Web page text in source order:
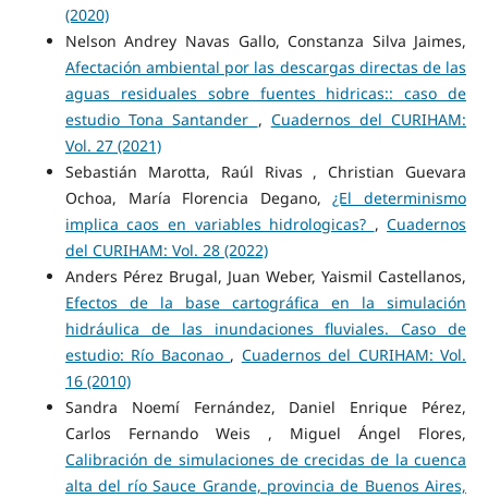
(2020)
Nelson Andrey Navas Gallo, Constanza Silva Jaimes,
Afectación ambiental por las descargas directas de las
aguas residuales sobre fuentes hidricas:: caso de
estudio Tona Santander , Cuadernos del CURIHAM:
Vol. 27 (2021)
Sebastián Marotta, Raúl Rivas , Christian Guevara
Ochoa, María Florencia Degano,¿El determinismo
implica caos en variables hidrologicas? ,Cuadernos
del CURIHAM: Vol. 28 (2022)
Anders Pérez Brugal, Juan Weber, Yaismil Castellanos,
Efectos de la base cartográfica en la simulación
hidráulica de las inundaciones fluviales. Caso de
estudio: Río Baconao , Cuadernos del CURIHAM: Vol.
16 (2010)
Sandra Noemí Fernández, Daniel Enrique Pérez,
Carlos Fernando Weis , Miguel Ángel Flores,
Calibración de simulaciones de crecidas de la cuenca
alta del río Sauce Grande, provincia de Buenos Aires,